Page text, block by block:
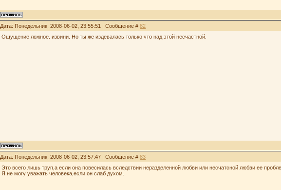
Дата: Понедельник, 2008-06-02, 23:55:51 | Сообщение #82
Ощущение ложное. извини. Но ты же издевалась только что над этой несчастной.
Дата: Понедельник, 2008-06-02, 23:57:47 | Сообщение #83
Это всего лишь труп,а если она повесилась вследствии неразделенной любви или несчатсной любви ее
Я не могу уважать человека,если он слаб духом.